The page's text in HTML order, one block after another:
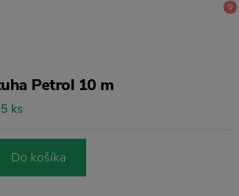
0
Petrol 10 m
ks
Do košíka